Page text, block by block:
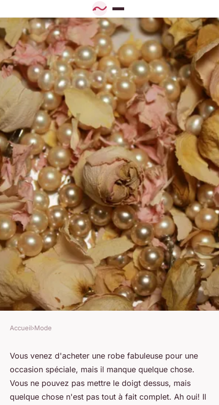
Comment choisir des barrettes
en perles pour un look
sophistiqué?
Accueil›Mode
Vous venez d'acheter une robe fabuleuse pour une
occasion spéciale, mais il manque quelque chose.
Vous ne pouvez pas mettre le doigt dessus, mais
quelque chose n'est pas tout à fait complet. Ah oui! Il